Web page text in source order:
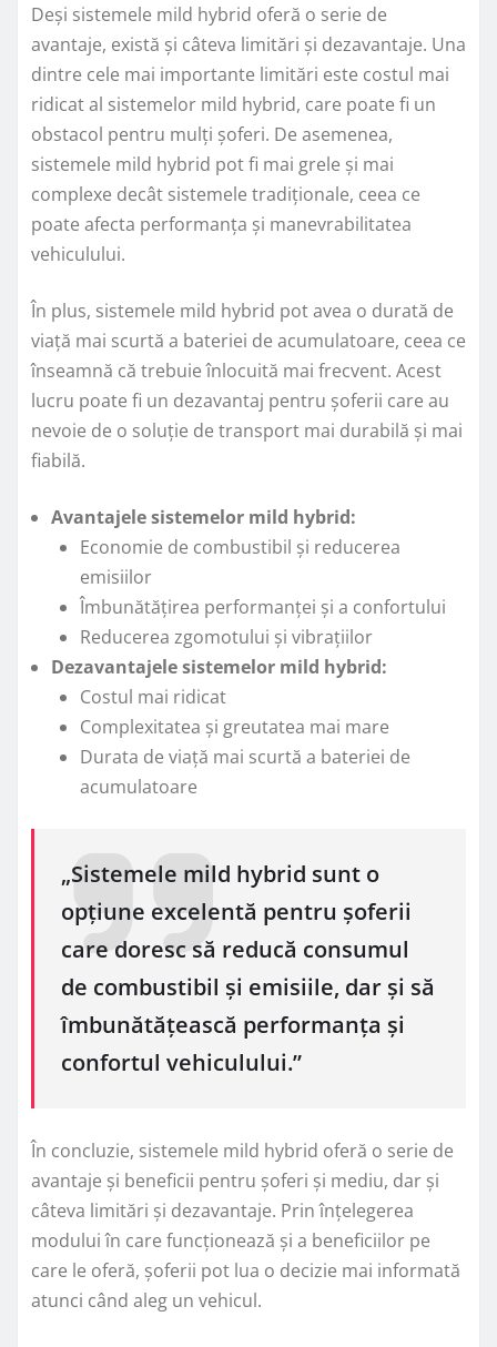
Deși sistemele mild hybrid oferă o serie de
avantaje, există și câteva limitări și dezavantaje. Una
dintre cele mai importante limitări este costul mai
ridicat al sistemelor mild hybrid, care poate fi un
obstacol pentru mulți șoferi. De asemenea,
sistemele mild hybrid pot fi mai grele și mai
complexe decât sistemele tradiționale, ceea ce
poate afecta performanța și manevrabilitatea
vehiculului.
În plus, sistemele mild hybrid pot avea o durată de
viață mai scurtă a bateriei de acumulatoare, ceea ce
înseamnă că trebuie înlocuită mai frecvent. Acest
lucru poate fi un dezavantaj pentru șoferii care au
nevoie de o soluție de transport mai durabilă și mai
fiabilă.
Avantajele sistemelor mild hybrid:
Economie de combustibil și reducerea
emisiilor
Îmbunătățirea performanței și a confortului
Reducerea zgomotului și vibrațiilor
Dezavantajele sistemelor mild hybrid:
Costul mai ridicat
Complexitatea și greutatea mai mare
Durata de viață mai scurtă a bateriei de
acumulatoare
„Sistemele mild hybrid sunt o
opțiune excelentă pentru șoferii
care doresc să reducă consumul
de combustibil și emisiile, dar și să
îmbunătățească performanța și
confortul vehiculului.”
În concluzie, sistemele mild hybrid oferă o serie de
avantaje și beneficii pentru șoferi și mediu, dar și
câteva limitări și dezavantaje. Prin înțelegerea
modului în care funcționează și a beneficiilor pe
care le oferă, șoferii pot lua o decizie mai informată
atunci când aleg un vehicul.